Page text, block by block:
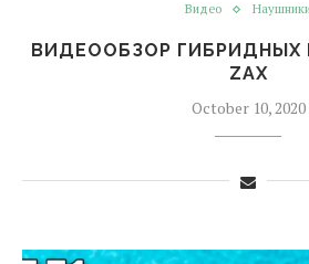
Видео
ВИДЕООБЗОР ГИБРИДНЫХ
ZAX
October 10, 2020